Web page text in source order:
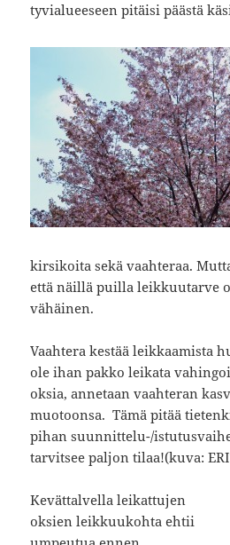
tyvialueeseen pitäisi päästä
kirsikoita sekä vaahteraa.
että näillä puilla leikkuutarve
vähäinen.
Vaahtera kestää leikkaamista
ole ihan pakko leikata
oksia, annetaan vaahteran
muotoonsa. Tämä pitää
pihan suunnittelu-/
tarvitsee paljon tilaa!(kuva:
Kevättalvella leikattujen
oksien leikkuukohta ehtii